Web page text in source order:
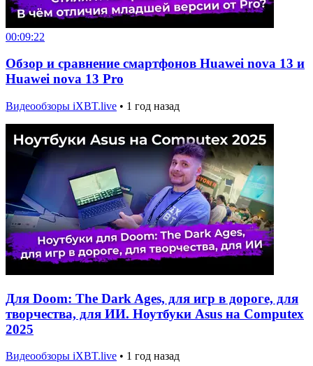
00:09:22
Обзор и сравнение смартфонов Huawei nova 13 и
Huawei nova 13 Pro
Видеообзоры iXBT.live • 1 год назад
Для Doom: The Dark Ages, для игр в дороге, для
творчества, для ИИ. Ноутбуки Asus на Computex
2025
Видеообзоры iXBT.live • 1 год назад